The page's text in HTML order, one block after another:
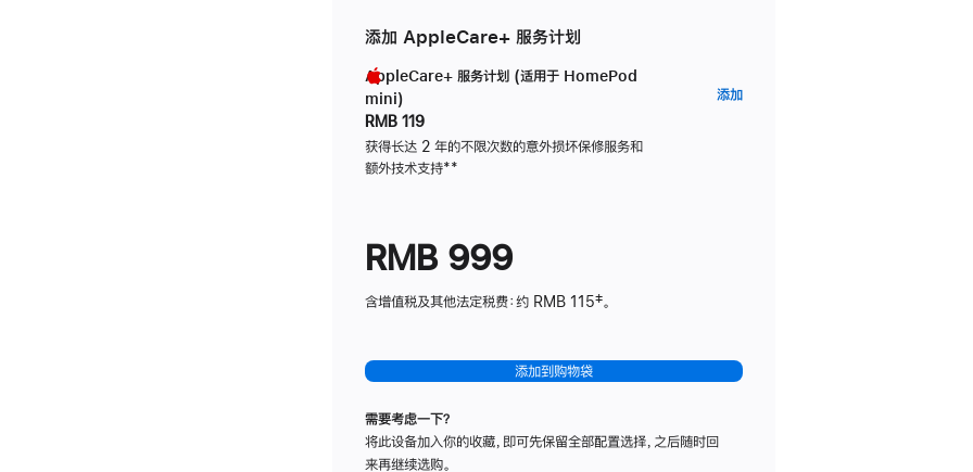
添加 AppleCare+ 服务计划
AppleCare+ 服务计划 (适用于 HomePod
mini)
RMB 119
获得长达 2 年的不限次数的意外损坏保修服务和
额外技术支持脚
**
添加AppleCare+
RMB 999
含增值税及其他法定税费：约 RMB 115‡。
添加到购物袋
需要考虑一下？
将此设备加入你的收藏，即可先保留全部配置选择，之后随时回
来再继续选购。